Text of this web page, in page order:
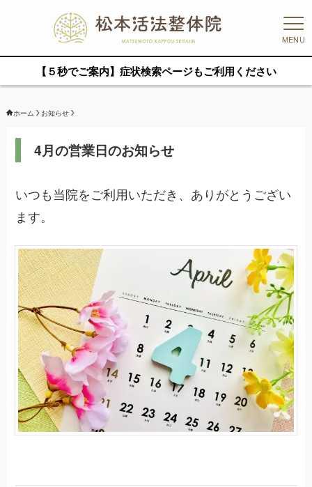
MENU
【５秒でご案内】症状検索ページもご利用ください
ホーム お知らせ
4月の営業日のお知らせ
いつも当院をご利用いただき、ありがとうござい
ます。